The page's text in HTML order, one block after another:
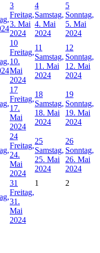
3
Freitag,
3. Mai
2024
4
Samstag,
4. Mai
2024
5
Sonntag,
5. Mai
2024
10
Freitag,
10.
Mai
2024
11
Samstag,
11. Mai
2024
12
Sonntag,
12. Mai
2024
17
Freitag,
17.
Mai
2024
18
Samstag,
18. Mai
2024
19
Sonntag,
19. Mai
2024
24
Freitag,
24.
Mai
2024
25
Samstag,
25. Mai
2024
26
Sonntag,
26. Mai
2024
31
Freitag,
31.
Mai
2024
1 2